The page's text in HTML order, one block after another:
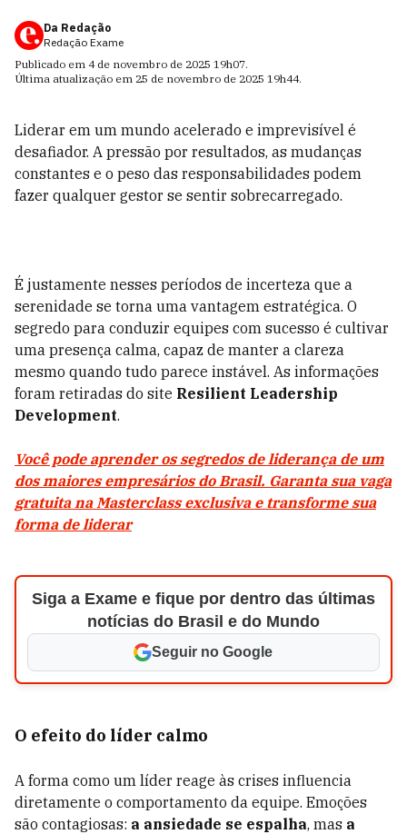
Da Redação
Redação Exame
Publicado em 4 de novembro de 2025 19h07.
Última atualização em 25 de novembro de 2025 19h44.
Liderar em um mundo acelerado e imprevisível é
desafiador. A pressão por resultados, as mudanças
constantes e o peso das responsabilidades podem
fazer qualquer gestor se sentir sobrecarregado.
É justamente nesses períodos de incerteza que a
serenidade se torna uma vantagem estratégica. O
segredo para conduzir equipes com sucesso é cultivar
uma presença calma, capaz de manter a clareza
mesmo quando tudo parece instável. As informações
foram retiradas do site Resilient Leadership
Development.
Você pode aprender os segredos de liderança de um
dos maiores empresários do Brasil. Garanta sua vaga
gratuita na Masterclass exclusiva e transforme sua
forma de liderar
Siga a Exame e fique por dentro das últimas
notícias do Brasil e do Mundo
Seguir no Google
O efeito do líder calmo
A forma como um líder reage às crises influencia
diretamente o comportamento da equipe. Emoções
são contagiosas: a ansiedade se espalha, mas a